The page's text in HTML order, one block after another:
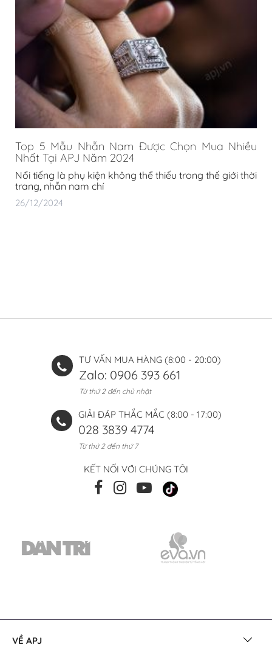
Top 5 Mẫu Nhẫn Nam Được Chọn Mua Nhiều
Nhất Tại APJ Năm 2024
Nổi tiếng là phụ kiện không thể thiếu trong thế giới thời
trang, nhẫn nam chí
26/12/2024
TƯ VẤN MUA HÀNG (8:00 - 20:00)
Zalo: 0906 393 661
Từ thứ 2 đến chủ nhật
GIẢI ĐÁP THẮC MẮC (8:00 - 17:00)
028 3839 4774
Từ thứ 2 đến thứ 7
KẾT NỐI VỚI CHÚNG TÔI
VỀ APJ